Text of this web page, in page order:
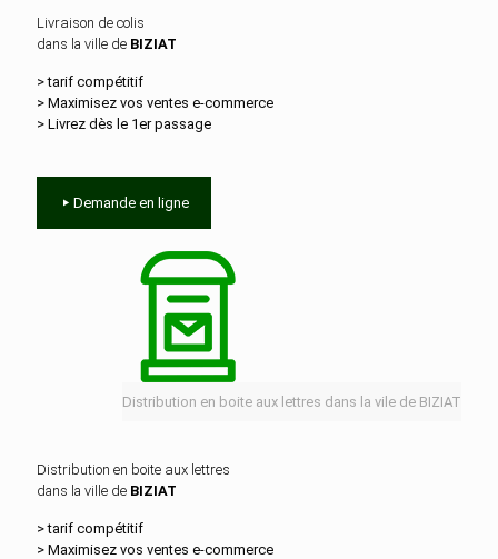
Livraison de colis
dans la ville de BIZIAT
> tarif compétitif
> Maximisez vos ventes e‑commerce
> Livrez dès le 1er passage
Demande en ligne
Distribution en boite aux lettres dans la vile de BIZIAT
Distribution en boite aux lettres
dans la ville de BIZIAT
> tarif compétitif
> Maximisez vos ventes e‑commerce